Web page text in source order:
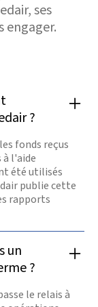
faibli. Nous y
sommes pour
restaurer les
besoin. Nous
avons rouvert nos
bureaux et nos
continuent
infatigablement
leurs actions.
En
ses
engager.
?
fonds reçus
l'aide
été utilisés
publie cette
rapports
un
?
le relais à